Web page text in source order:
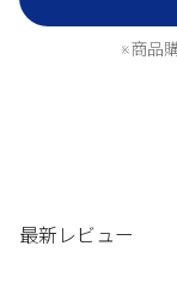
※商品
最新レビュー